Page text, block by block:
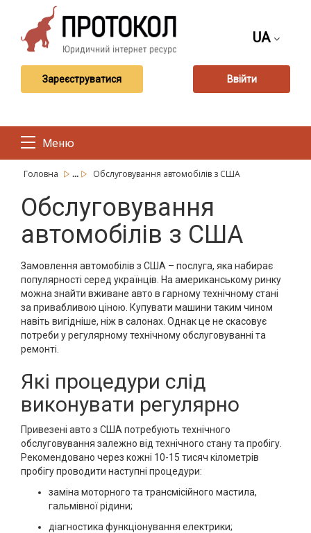
UA
Зареєструватися Ввійти
Меню
Головна ... Обслуговування автомобілів з США
Обслуговування
автомобілів з США
Замовлення автомобілів з США – послуга, яка набирає
популярності серед українців. На американському ринку
можна знайти вживане авто в гарному технічному стані
за привабливою ціною. Купувати машини таким чином
навіть вигідніше, ніж в салонах. Однак це не скасовує
потреби у регулярному технічному обслуговуванні та
ремонті.
Які процедури слід
виконувати регулярно
Привезені авто з США потребують технічного
обслуговування залежно від технічного стану та пробігу.
Рекомендовано через кожні 10-15 тисяч кілометрів
пробігу проводити наступні процедури:
заміна моторного та трансмісійного мастила,
гальмівної рідини;
діагностика функціонування електрики;